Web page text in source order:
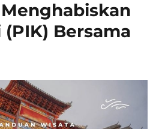
Bersama